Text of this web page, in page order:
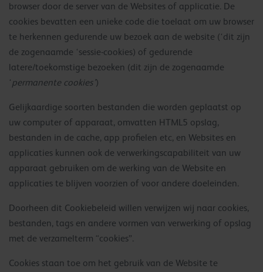
browser door de server van de Websites of applicatie. De
cookies bevatten een unieke code die toelaat om uw browser
te herkennen gedurende uw bezoek aan de website (‘dit zijn
de zogenaamde ‘sessie-cookies) of gedurende
latere/toekomstige bezoeken (dit zijn de zogenaamde
‘permanente cookies’)
Gelijkaardige soorten bestanden die worden geplaatst op
uw computer of apparaat, omvatten HTML5 opslag,
bestanden in de cache, app profielen etc, en Websites en
applicaties kunnen ook de verwerkingscapabiliteit van uw
apparaat gebruiken om de werking van de Website en
applicaties te blijven voorzien of voor andere doeleinden.
Doorheen dit Cookiebeleid willen verwijzen wij naar cookies,
bestanden, tags en andere vormen van verwerking of opslag
met de verzamelterm “cookies”.
Cookies staan toe om het gebruik van de Website te